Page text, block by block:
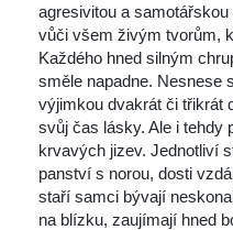
agresivitou a
vůči všem živým tvorům,
Každého hned silným
měle napadne. Nesnese
výjimkou dvakrát či třikrát
vůj čas lásky. Ale i tehdy
krvavých jizev. Jednotliví
panství s norou, dosti
taří samci bývají
na blízku, zaujímají hned